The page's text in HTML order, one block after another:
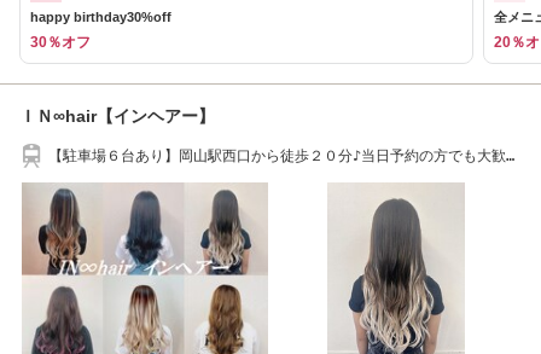
happy birthday30%off
30％オフ
全メニ
20％
ＩＮ∞hair【インヘアー】
【駐車場６台あり】岡山駅西口から徒歩２０分♪当日予約の方でも大歓